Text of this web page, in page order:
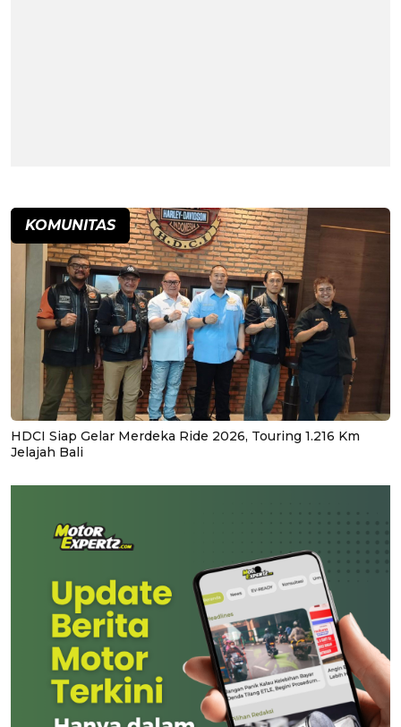
KOMUNITAS
HDCI Siap Gelar Merdeka Ride 2026, Touring 1.216 Km
Jelajah Bali